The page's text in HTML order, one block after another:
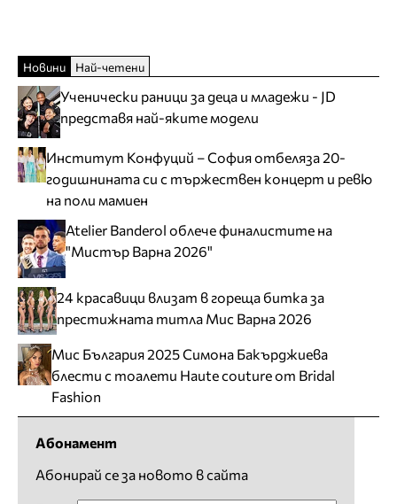
Новини Най-четени
Ученически раници за деца и младежи - JD
представя най-яките модели
Институт Конфуций – София отбеляза 20-
годишнината си с тържествен концерт и ревю
на поли мамиен
Atelier Banderol облече финалистите на
"Мистър Варна 2026"
24 красавици влизат в гореща битка за
престижната титла Мис Варна 2026
Мис България 2025 Симона Бакърджиева
блести с тоалети Haute couture от Bridal
Fashion
Абонамент
Абонирай се за новото в сайта